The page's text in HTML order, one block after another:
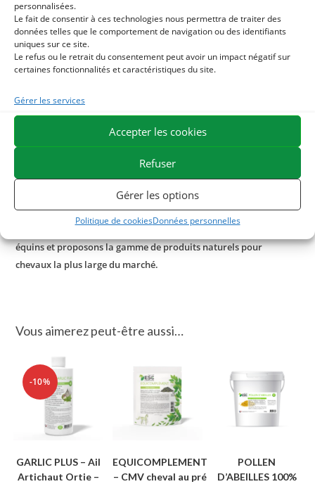
personnalisées.
Le fait de consentir à ces technologies nous permettra de traiter des
données telles que le comportement de navigation ou des identifiants
uniques sur ce site.
Le refus ou le retrait du consentement peut avoir un impact négatif sur
certaines fonctionnalités et caractéristiques du site.
Gérer les services
Accepter les cookies
Refuser
Gérer les options
Politique de cookiesDonnées personnelles
comme l’Huile de lin
oméga 3 et également source d’omégas 6 et 9, elle est utile
notamment en cas de fatigue ou pour apporter de l’énergie
au cheval au travail.
bien être des chevaux. Notre formule
est riche en levure active (Saccharomyces cerevisiae
soutient la flore intestinale pour une meilleure digestion et
ESC Laboratoire est une société pionnière en phytothérapie
équine. Nous sommes spécialisés dans la sélection et l’utilisation
de principes actifs végétaux appliqués aux soins de confort
équins et proposons la gamme de produits naturels pour
chevaux la plus large du marché.
Vous aimerez peut-être aussi…
-10%
GARLIC PLUS – Ail
Artichaut Ortie –
EQUICOMPLEMENT
– CMV cheval au pré
POLLEN
D’ABEILLES 100%